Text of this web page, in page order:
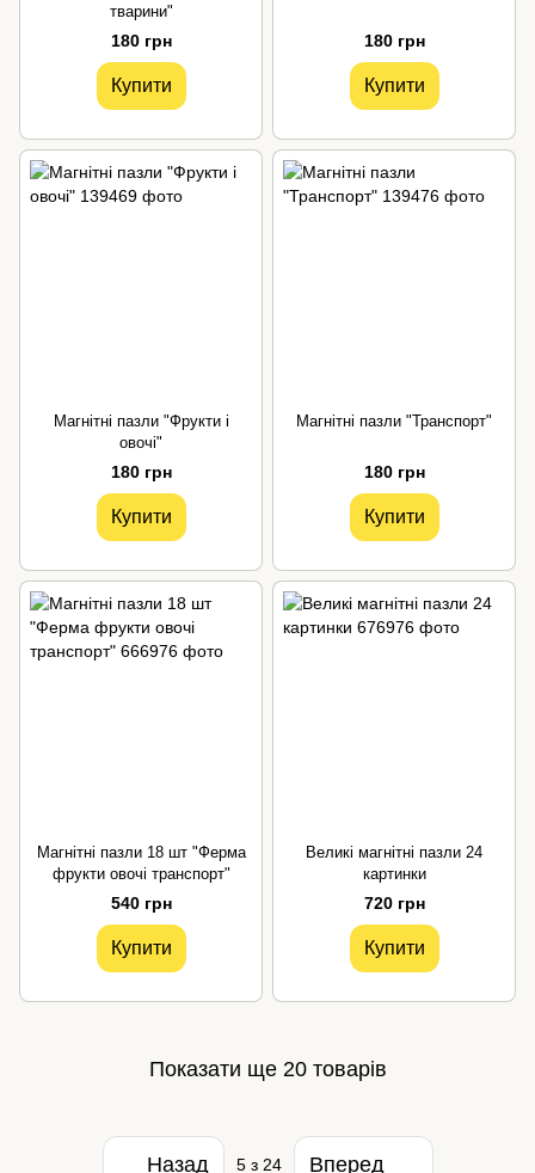
тварини"
180 грн
Купити
180 грн
Купити
Магнітні пазли "Фрукти і
овочі"
180 грн
Купити
Магнітні пазли "Транспорт"
180 грн
Купити
Магнітні пазли 18 шт "Ферма
фрукти овочі транспорт"
540 грн
Купити
Великі магнітні пазли 24
картинки
720 грн
Купити
Показати ще 20 товарів
Назад 5з 24 Вперед